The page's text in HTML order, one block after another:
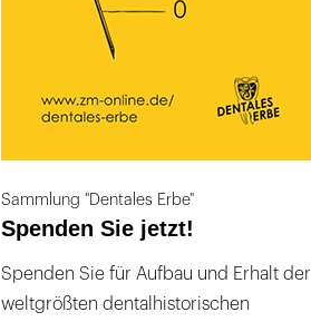
Sammlung "Dentales Erbe"
Spenden Sie jetzt!
Spenden Sie für Aufbau und Erhalt der
weltgrößten dentalhistorischen